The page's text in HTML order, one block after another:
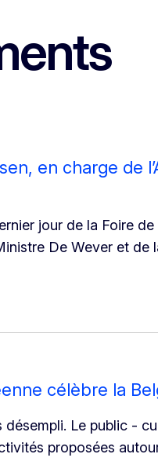
en charge de
jour de la Foire
De Wever et
célèbre la
désempli. Le public -
proposées